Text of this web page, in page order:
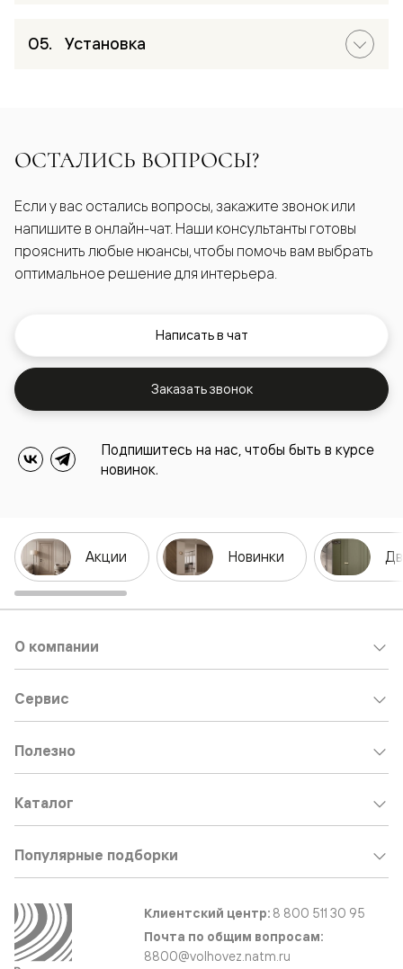
Установка
ОСТАЛИСЬ ВОПРОСЫ?
Если у вас остались вопросы, закажите звонок или
напишите в онлайн-чат. Наши консультанты готовы
прояснить любые нюансы, чтобы помочь вам выбрать
оптимальное решение для интерьера.
Написать в чат
Заказать звонок
Подпишитесь на нас, чтобы быть в курсе
новинок.
Акции Новинки
О компании
Сервис
Полезно
Каталог
Популярные подборки
Клиентский центр: 8 800 511 30 95
Почта по общим вопросам:
8800@volhovez.natm.ru